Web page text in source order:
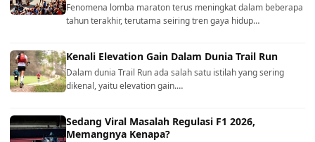
Fenomena lomba maraton terus meningkat dalam beberapa
tahun terakhir, terutama seiring tren gaya hidup…
Kenali Elevation Gain Dalam Dunia Trail Run
Dalam dunia Trail Run ada salah satu istilah yang sering
dikenal, yaitu elevation gain.…
Sedang Viral Masalah Regulasi F1 2026,
Memangnya Kenapa?